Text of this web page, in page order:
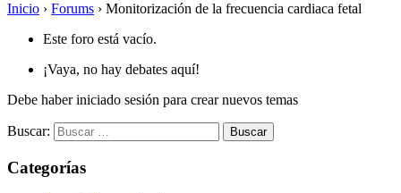
Inicio › Forums › Monitorización de la frecuencia cardiaca fetal
Este foro está vacío.
¡Vaya, no hay debates aquí!
Debe haber iniciado sesión para crear nuevos temas
Buscar:
Categorías